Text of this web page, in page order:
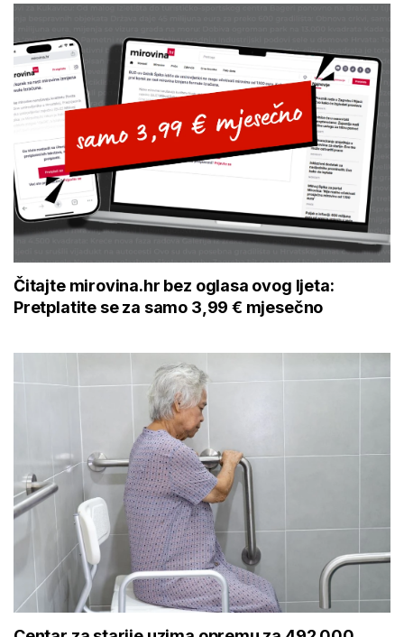
Čitajte mirovina.hr bez oglasa ovog ljeta:
Pretplatite se za samo 3,99 € mjesečno